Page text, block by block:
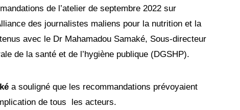
de l’atelier de septembre 2022 sur
des journalistes maliens pour la nutrition et la
avec le Dr Mahamadou Samaké, Sous-directeur
de la santé et de l’hygiène publique (DGSHP).
a souligné que les recommandations prévoyaient
de tous les acteurs.